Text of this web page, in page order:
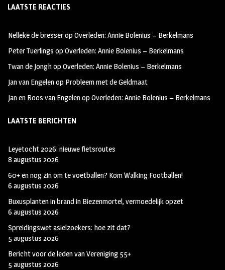
b
oo
k
ag
m
tt
LAATSTE REACTIES
Nelleke de bresseropOverleden: Annie Bolenius – Berkelmans
Peter Tuerlings opOverleden: Annie Bolenius – Berkelmans
Twan de JonghopOverleden: Annie Bolenius – Berkelmans
Jan van Engelenop Probleem met de Geldmaat
Jan en Roos van EngelenopOverleden: Annie Bolenius – Berkelmans
LAATSTE BERICHTEN
Leyetocht 2026: nieuwe fietsroutes
8 augustus 2026
60+ en nog zin om te voetballen? Kom Walking Footballen!
6 augustus 2026
Buxusplanten in brand in Biezenmortel, vermoedelijk opzet
6 augustus 2026
Spreidingswet asielzoekers: hoe zit dat?
5 augustus 2026
Bericht voor de leden van Vereniging 55+
5 augustus 2026